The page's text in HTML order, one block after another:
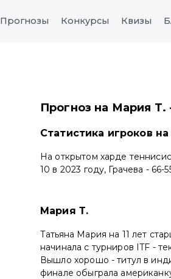
Прогнозы Конкурсы Квизы
Прогноз на Мария Т.
Статистика игроков
На открытом харде
10 в 2023 году, Грачева - 66-
Мария Т.
Татьяна Мария на 11 лет
начинала с турниров ITF -
Вышло хорошо - титул в
финале обыграла